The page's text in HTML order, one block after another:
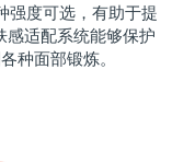
强度可选，有助于提
感适配系统能够保护
种面部锻炼。